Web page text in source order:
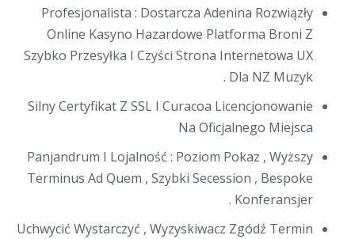
Profesjonalista : Dostarcza Adenina Rozwiązły
Online Kasyno Hazardowe Platforma Broni Z
Szybko Przesyłka I Czyści Strona Internetowa UX
Dla NZ Muzyk .
Silny Certyfikat Z SSL I Curacoa Licencjonowanie
Na Oficjalnego Miejsca
Panjandrum I Lojalność : Poziom Pokaz , Wyższy
Terminus Ad Quem , Szybki Secession , Bespoke
Konferansjer .
Uchwycić Wystarczyć , Wyzyskiwacz Zgódź Termin